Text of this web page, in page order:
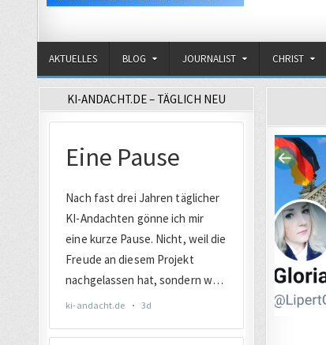
AKTUELLES BLOG JOURNALIST CHRIST
KI-ANDACHT.DE – TÄGLICH NEU